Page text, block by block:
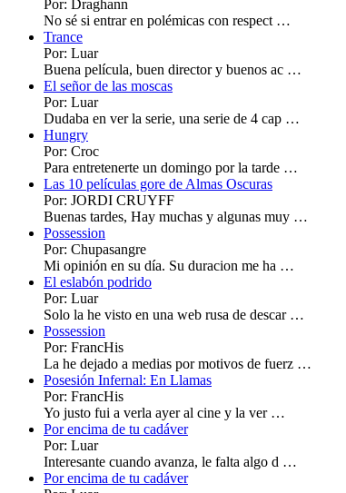
Por: Draghann
No sé si entrar en polémicas con respect …
Trance
Por: Luar
Buena película, buen director y buenos ac …
El señor de las moscas
Por: Luar
Dudaba en ver la serie, una serie de 4 cap …
Hungry
Por: Croc
Para entretenerte un domingo por la tarde …
Las 10 películas gore de Almas Oscuras
Por: JORDI CRUYFF
Buenas tardes, Hay muchas y algunas muy …
Possession
Por: Chupasangre
Mi opinión en su día. Su duracion me ha …
El eslabón podrido
Por: Luar
Solo la he visto en una web rusa de descar …
Possession
Por: FrancHis
La he dejado a medias por motivos de fuerz …
Posesión Infernal: En Llamas
Por: FrancHis
Yo justo fui a verla ayer al cine y la ver …
Por encima de tu cadáver
Por: Luar
Interesante cuando avanza, le falta algo d …
Por encima de tu cadáver